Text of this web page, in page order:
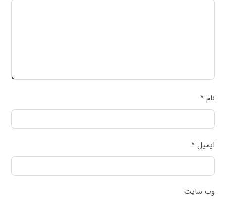
نام*
ایمیل*
وب‌ سایت